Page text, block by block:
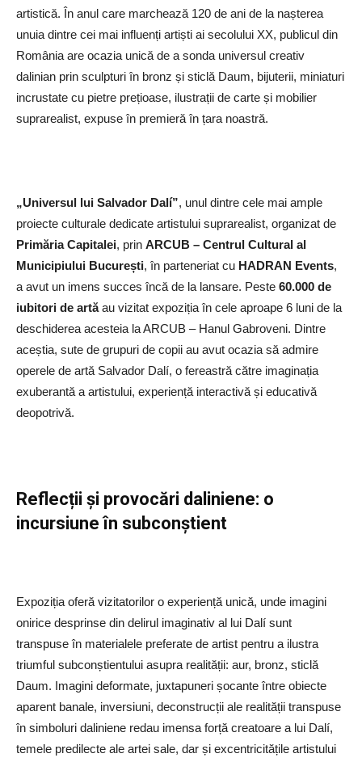
artistică. În anul care marchează 120 de ani de la nașterea
unuia dintre cei mai influenți artiști ai secolului XX, publicul din
România are ocazia unică de a sonda universul creativ
dalinian prin sculpturi în bronz și sticlă Daum, bijuterii, miniaturi
incrustate cu pietre prețioase, ilustrații de carte și mobilier
suprarealist, expuse în premieră în țara noastră.
„Universul lui Salvador Dalí”, unul dintre cele mai ample
proiecte culturale dedicate artistului suprarealist, organizat de
Primăria Capitalei, prin ARCUB – Centrul Cultural al
Municipiului București, în parteneriat cu HADRAN Events,
a avut un imens succes încă de la lansare. Peste 60.000 de
iubitori de artăau vizitat expoziția în cele aproape 6 luni de la
deschiderea acesteia la ARCUB – Hanul Gabroveni. Dintre
aceștia, sute de grupuri de copii au avut ocazia să admire
operele de artă Salvador Dalí, o fereastră către imaginația
exuberantă a artistului, experiență interactivă și educativă
deopotrivă.
Reflecții și provocări daliniene: o
incursiune în subconștient
Expoziția oferă vizitatorilor o experiență unică, unde imagini
onirice desprinse din delirul imaginativ al lui Dalí sunt
transpuse în materialele preferate de artist pentru a ilustra
triumful subconștientului asupra realității: aur, bronz, sticlă
Daum. Imagini deformate, juxtapuneri șocante între obiecte
aparent banale, inversiuni, deconstrucții ale realității transpuse
în simboluri daliniene redau imensa forță creatoare a lui Dalí,
temele predilecte ale artei sale, dar și excentricitățile artistului